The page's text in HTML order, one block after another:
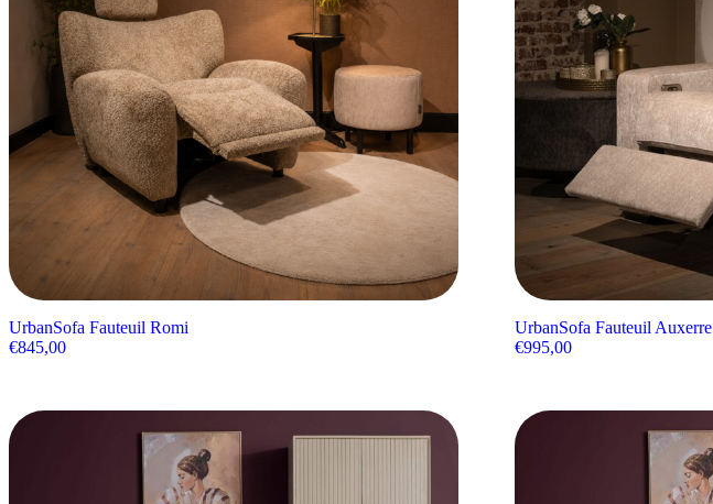
UrbanSofa Fauteuil Romi
€845,00
UrbanSofa Fauteuil Auxerre
€995,00